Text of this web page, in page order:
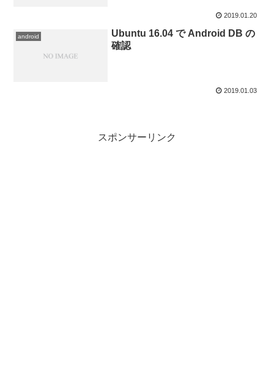
2019.01.20
android
Ubuntu 16.04 で Android DB の
確認
2019.01.03
スポンサーリンク